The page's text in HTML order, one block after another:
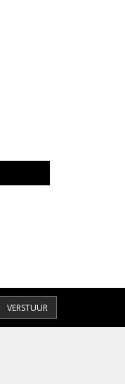
VERSTUUR